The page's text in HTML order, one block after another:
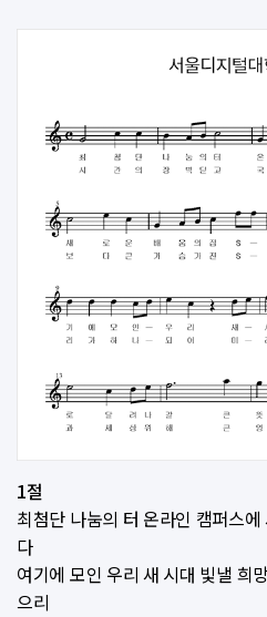
1절
최첨단 나눔의 터 온라인 캠퍼스
다
여기에 모인 우리 새 시대 빛낼 희
으리